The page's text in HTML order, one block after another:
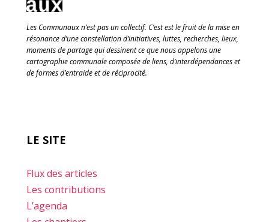
Les Communaux n’est pas un collectif. C’est est le fruit de la mise en
résonance d’une constellation d’initiatives, luttes, recherches, lieux,
moments de partage qui dessinent ce que nous appelons une
cartographie communale composée de liens, d’interdépendances et
de formes d’entraide et de réciprocité.
LE SITE
Flux des articles
Les contributions
L’agenda